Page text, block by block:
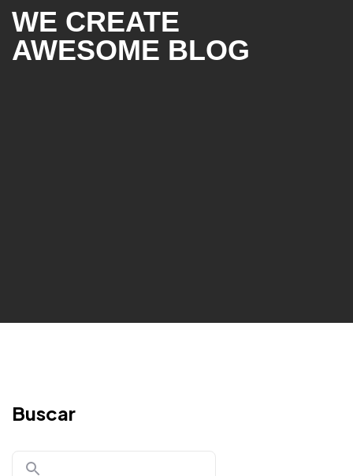
WE CREATE
AWESOME BLOG
Buscar